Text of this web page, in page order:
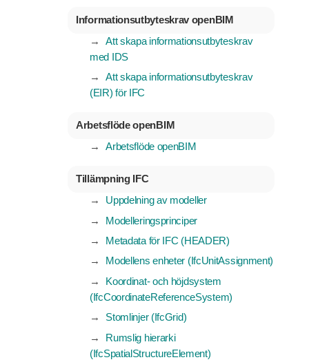
Informationsutbyteskrav openBIM
Att skapa informationsutbyteskrav
med IDS
Att skapa informationsutbyteskrav
(EIR) för IFC
Arbetsflöde openBIM
Arbetsflöde openBIM
Tillämpning IFC
Uppdelning av modeller
Modelleringsprinciper
Metadata för IFC (HEADER)
Modellens enheter (IfcUnitAssignment)
Koordinat- och höjdsystem
(IfcCoordinateReferenceSystem)
Stomlinjer (IfcGrid)
Rumslig hierarki
(IfcSpatialStructureElement)